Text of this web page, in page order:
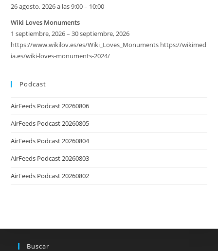
26 agosto, 2026 a las 9:00 – 10:00
Wiki Loves Monuments
1 septiembre, 2026 – 30 septiembre, 2026
https://www.wikilov.es/es/Wiki_Loves_Monuments https://wikimed
ia.es/wiki-loves-monuments-2024/
Podcast
AirFeeds Podcast 20260806
AirFeeds Podcast 20260805
AirFeeds Podcast 20260804
AirFeeds Podcast 20260803
AirFeeds Podcast 20260802
Buscar